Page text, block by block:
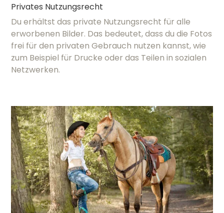
Privates Nutzungsrecht
Du erhältst das private Nutzungsrecht für alle
erworbenen Bilder. Das bedeutet, dass du die Fotos
frei für den privaten Gebrauch nutzen kannst, wie
zum Beispiel für Drucke oder das Teilen in sozialen
Netzwerken.